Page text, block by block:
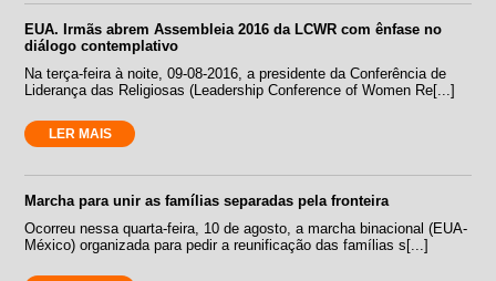
EUA. Irmãs abrem Assembleia 2016 da LCWR com ênfase no
diálogo contemplativo
Na terça-feira à noite, 09-08-2016, a presidente da Conferência de
Liderança das Religiosas (Leadership Conference of Women Re[...]
LER MAIS
Marcha para unir as famílias separadas pela fronteira
Ocorreu nessa quarta-feira, 10 de agosto, a marcha binacional (EUA-
México) organizada para pedir a reunificação das famílias s[...]